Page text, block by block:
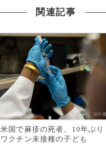
関連記事
米国で麻疹の死者、10年ぶり
ワクチン未接種の子ども